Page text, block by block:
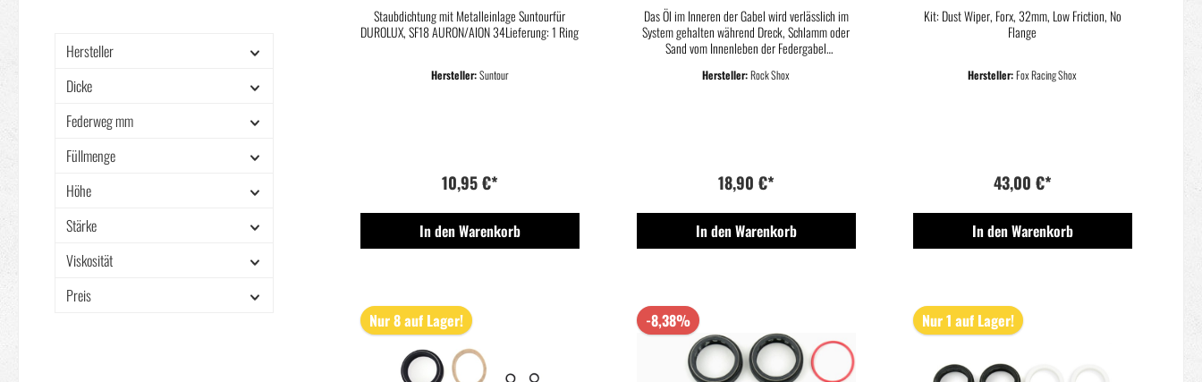
Hersteller
Dicke
Federweg mm
Füllmenge
Höhe
Stärke
Viskosität
Preis
Staubdichtung mit Metalleinlage Suntourfür
DUROLUX, SF18 AURON/AION 34Lieferung: 1 Ring
Hersteller:Suntour
10,95 €*
In den Warenkorb
Das Öl im Inneren der Gabel wird verlässlich im
System gehalten während Dreck, Schlamm oder
Sand vom Innenleben der Federgabel
längere Lebensdauer . Pflege und Service ist das
Hersteller:Rock Shox
18,90 €*
In den Warenkorb
Kit: Dust Wiper, Forx, 32mm, Low Friction, No
Flange
Hersteller:Fox Racing Shox
43,00 €*
In den Warenkorb
Nur 8 auf Lager! -8,38% Nur 1 auf Lager!